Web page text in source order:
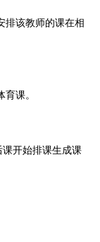
该教师的课在相
课。
开始排课生成课